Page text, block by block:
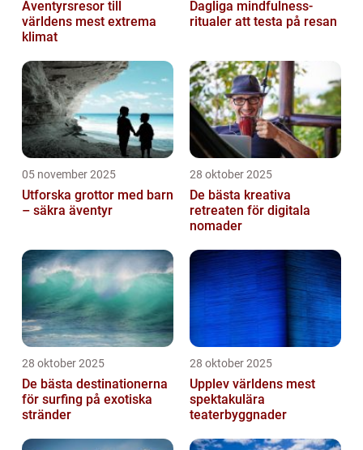
Äventyrsresor till
världens mest extrema
klimat
Dagliga mindfulness-
ritualer att testa på resan
05 november 2025
Utforska grottor med barn
– säkra äventyr
28 oktober 2025
De bästa kreativa
retreaten för digitala
nomader
28 oktober 2025
De bästa destinationerna
för surfing på exotiska
stränder
28 oktober 2025
Upplev världens mest
spektakulära
teaterbyggnader